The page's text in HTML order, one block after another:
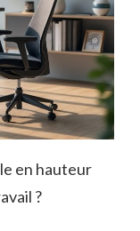
en hauteur
?